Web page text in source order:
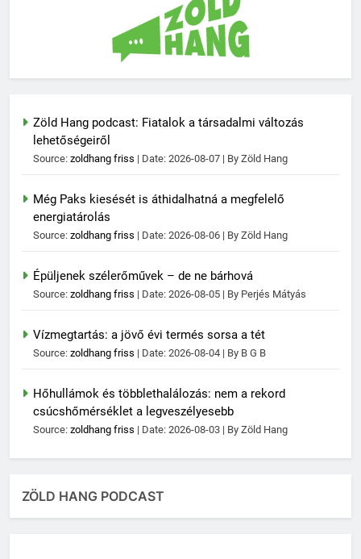
Zöld Hang podcast: Fiatalok a társadalmi változás
lehetőségeiről
Source: zoldhang friss Date: 2026-08-07 By Zöld Hang
Még Paks kiesését is áthidalhatná a megfelelő
energiatárolás
Source: zoldhang friss Date: 2026-08-06 By Zöld Hang
Épüljenek szélerőművek – de ne bárhová
Source: zoldhang friss Date: 2026-08-05 By Perjés Mátyás
Vízmegtartás: a jövő évi termés sorsa a tét
Source: zoldhang friss Date: 2026-08-04 By B G B
Hőhullámok és többlethalálozás: nem a rekord
csúcshőmérséklet a legveszélyesebb
Source: zoldhang friss Date: 2026-08-03 By Zöld Hang
ZÖLD HANG PODCAST